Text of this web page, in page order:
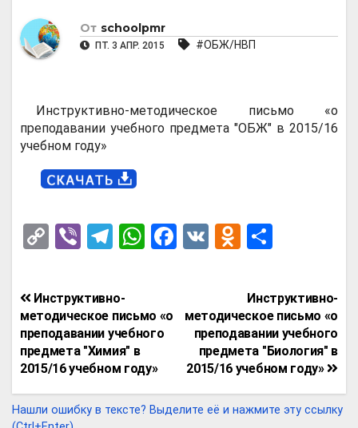
От schoolpmr
ПТ. 3 АПР. 2015 #ОБЖ/НВП
Инструктивно-методическое письмо «о
преподавании учебного предмета "ОБЖ" в 2015/16
учебном году»
C
py
Li
n
k
Vi
er
T
e
gr
a
m
W
s
A
p
p
F
b
o
k
V
O
n
o
kl
a
ss
ni
п
р
а
в
и
т
Навигация
по
записям
Инструктивно-
методическое письмо «о
преподавании учебного
предмета "Биология" в
2015/16 учебном году»
Инструктивно-
методическое письмо «о
преподавании учебного
предмета "Химия" в
2015/16 учебном году»
Нашли ошибку в тексте? Выделите её и нажмите эту ссылку